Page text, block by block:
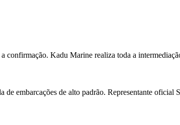
confirmação. Kadu Marine realiza toda a
de embarcações de alto padrão. Representante